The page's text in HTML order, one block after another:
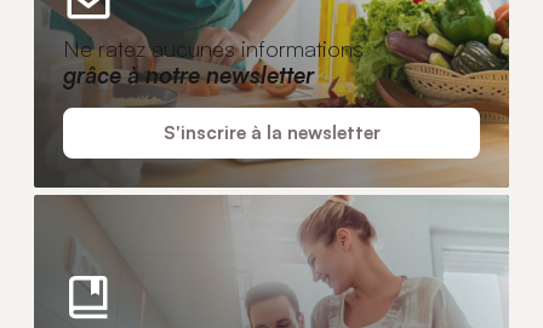
Ne ratez aucunes informations
grâce à notre newsletter
S'inscrire à la newsletter